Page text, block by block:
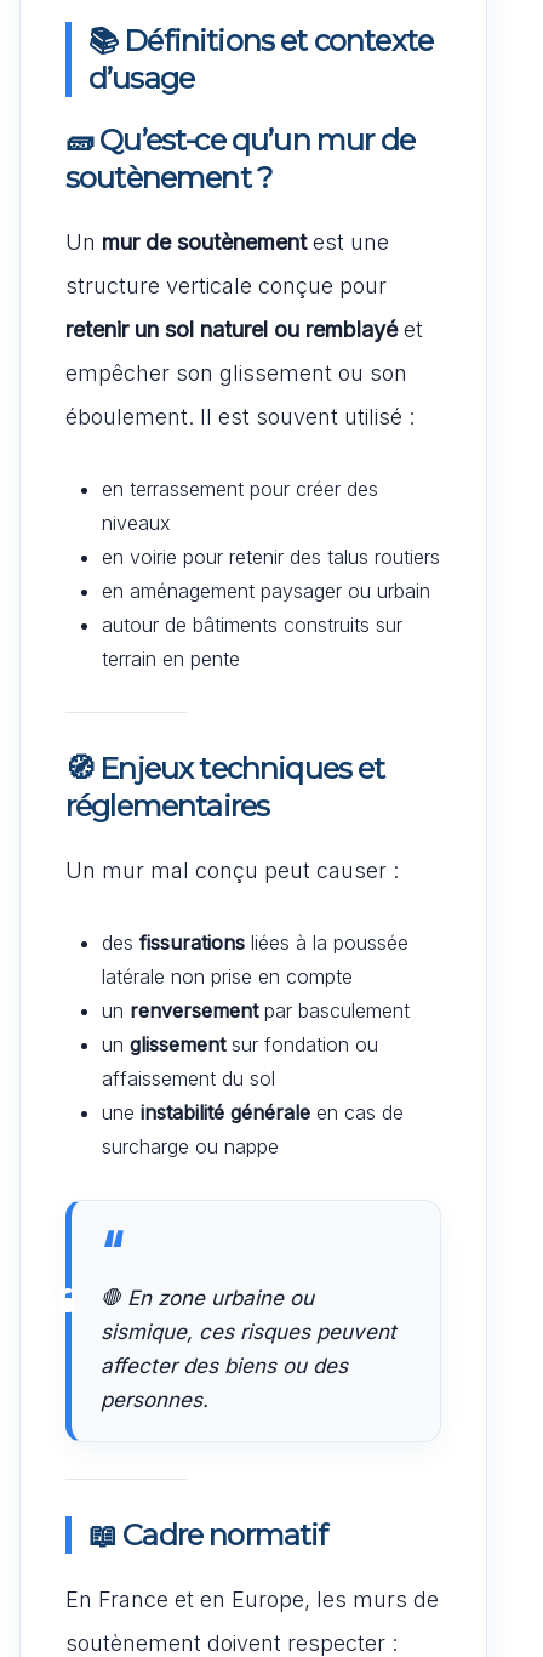
📚 Définitions et contexte
d’usage
🧱 Qu’est-ce qu’un mur de
soutènement ?
Un mur de soutènementest une
structure verticale conçue pour
retenir un sol naturel ou remblayéet
empêcher son glissement ou son
éboulement. Il est souvent utilisé :
en terrassement pour créer des
niveaux
en voirie pour retenir des talus routiers
en aménagement paysager ou urbain
autour de bâtiments construits sur
terrain en pente
🧭 Enjeux techniques et
réglementaires
Un mur mal conçu peut causer :
des fissurations liées à la poussée
latérale non prise en compte
un renversementpar basculement
un glissementsur fondation ou
affaissement du sol
une instabilité générale en cas de
surcharge ou nappe
🛑 En zone urbaine ou
sismique, ces risques peuvent
affecter des biens ou des
personnes.
📖 Cadre normatif
En France et en Europe, les murs de
soutènement doivent respecter :